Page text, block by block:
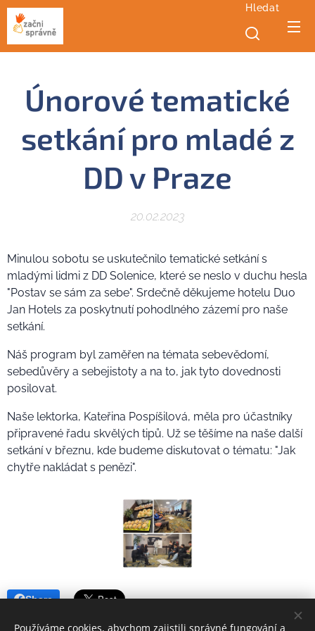
Hledat
Únorové tematické
setkání pro mladé z
DD v Praze
20.02.2023
Minulou sobotu se uskutečnilo tematické setkání s
mladými lidmi z DD Solenice, které se neslo v duchu hesla
"Postav se sám za sebe". Srdečně děkujeme hotelu Duo
Jan Hotels za poskytnutí pohodlného zázemí pro naše
setkání.
Náš program byl zaměřen na témata sebevědomí,
sebedůvěry a sebejistoty a na to, jak tyto dovednosti
posilovat.
Naše lektorka, Kateřina Pospíšilová, měla pro účastníky
připravené řadu skvělých tipů. Už se těšíme na naše další
setkání v březnu, kde budeme diskutovat o tématu: "Jak
chytře nakládat s penězi".
Share
Používáme cookies, abychom zajistili správné fungování a